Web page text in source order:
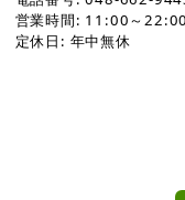
営業時間: 11:00～22:00
定休日: 年中無休